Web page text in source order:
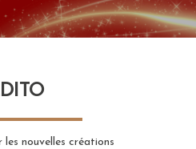
nouvelles créations